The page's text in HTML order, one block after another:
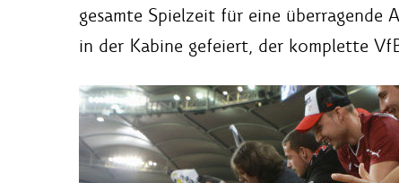
gesamte Spielzeit für eine überragende
in der Kabine gefeiert, der komplette